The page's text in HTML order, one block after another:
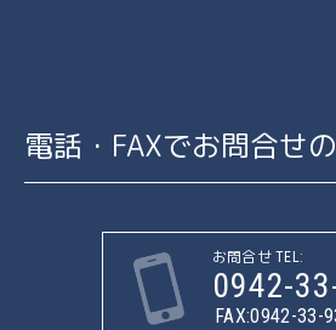
電話・FAXでお問合せ
お問合せ TEL:
0942-
FAX:0942-33-